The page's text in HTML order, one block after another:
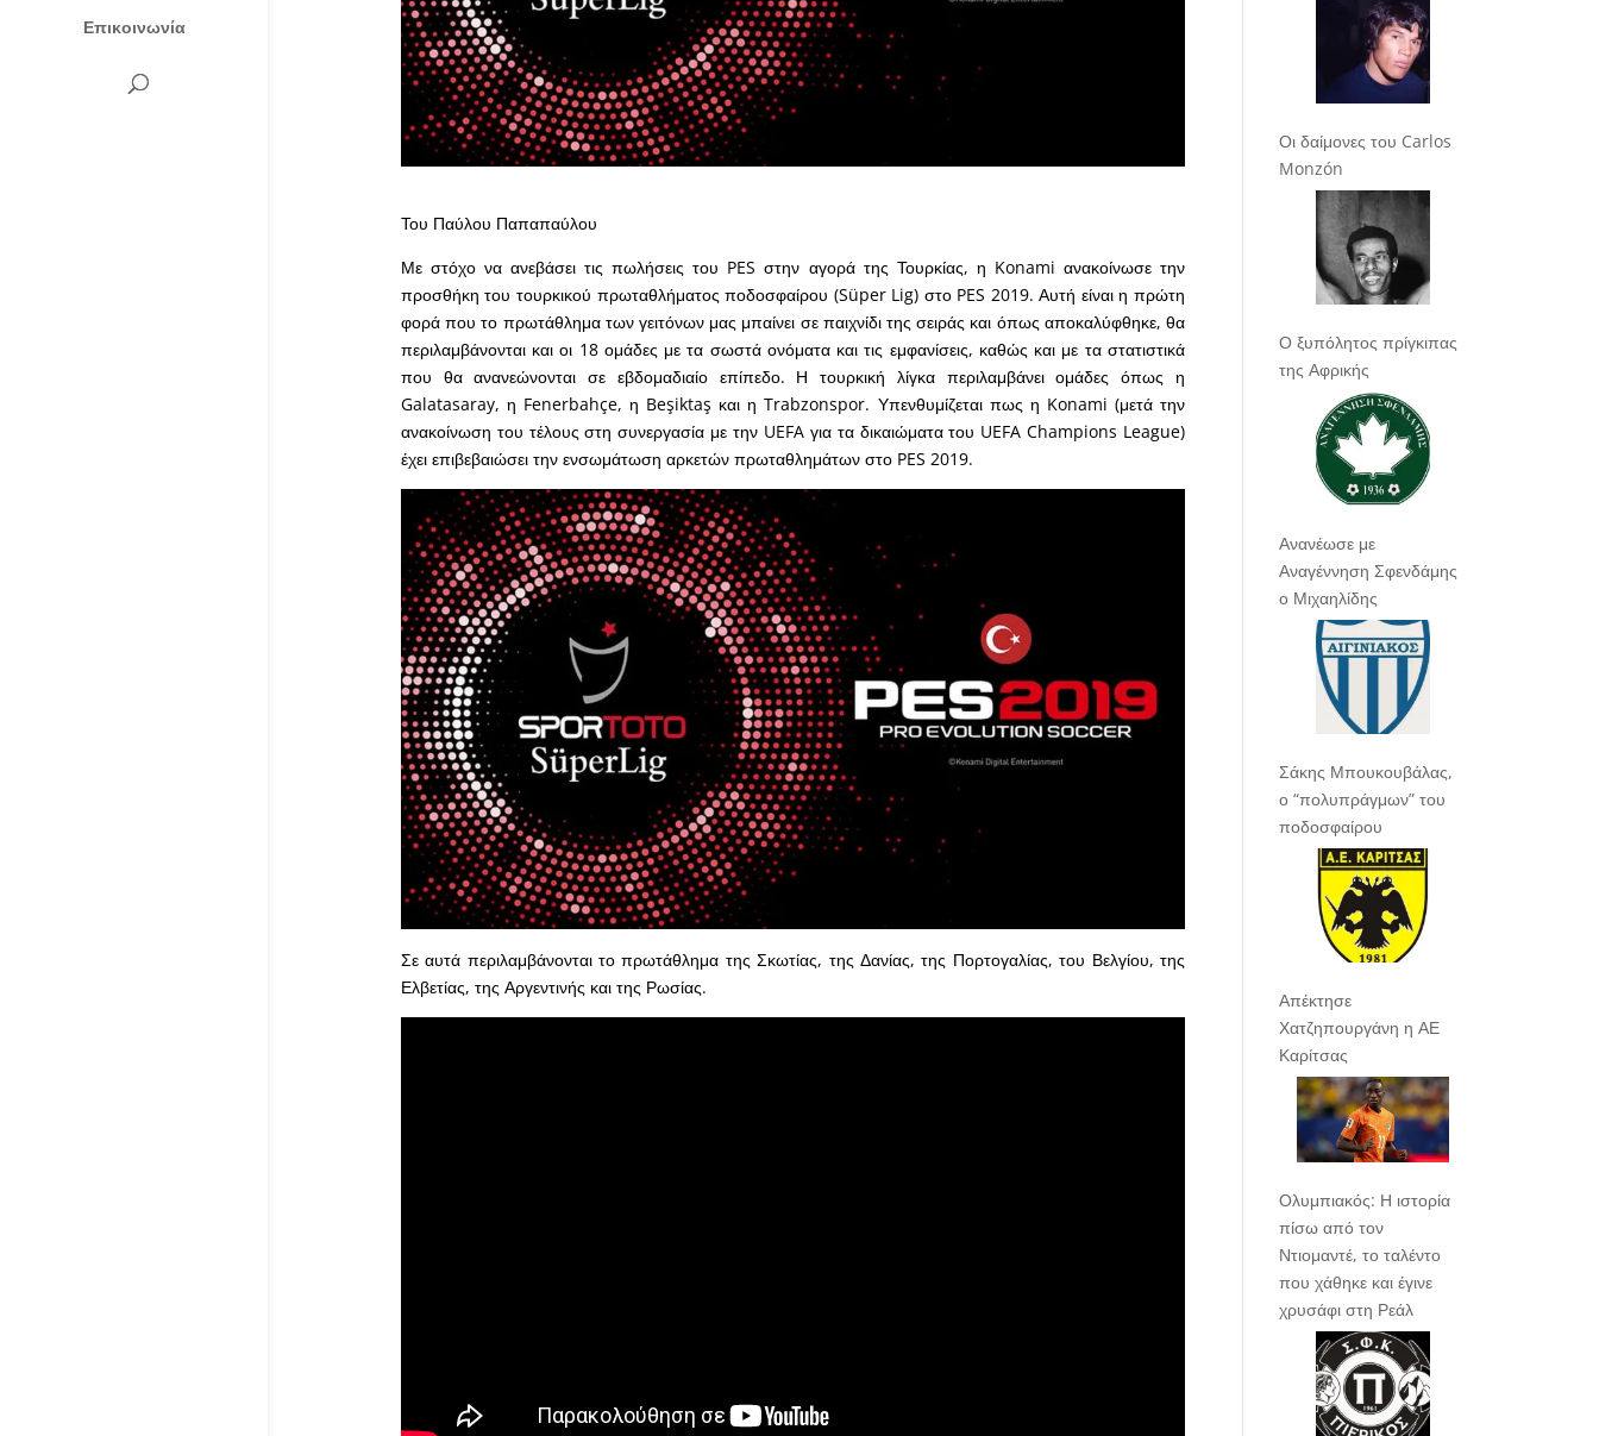
Επικοινωνία
Του Παύλου Παπαπαύλου
Με στόχο να ανεβάσει τις πωλήσεις του PES στην αγορά της Τουρκίας, η Konami ανακοίνωσε την
προσθήκη του τουρκικού πρωταθλήματος ποδοσφαίρου (Süper Lig) στο PES 2019. Αυτή είναι η πρώτη
φορά που το πρωτάθλημα των γειτόνων μας μπαίνει σε παιχνίδι της σειράς και όπως αποκαλύφθηκε, θα
περιλαμβάνονται και οι 18 ομάδες με τα σωστά ονόματα και τις εμφανίσεις, καθώς και με τα στατιστικά
που θα ανανεώνονται σε εβδομαδιαίο επίπεδο. Η τουρκική λίγκα περιλαμβάνει ομάδες όπως η
Galatasaray, η Fenerbahçe, η Beşiktaş και η Trabzonspor. Υπενθυμίζεται πως η Konami (μετά την
ανακοίνωση του τέλους στη συνεργασία με την UEFA για τα δικαιώματα του UEFA Champions League)
έχει επιβεβαιώσει την ενσωμάτωση αρκετών πρωταθλημάτων στο PES 2019.
Σε αυτά περιλαμβάνονται το πρωτάθλημα της Σκωτίας, της Δανίας, της Πορτογαλίας, του Βελγίου, της
Ελβετίας, της Αργεντινής και της Ρωσίας.
Οι δαίμονες του Carlos
Monzón
Ο ξυπόλητος πρίγκιπας
της Αφρικής
Ανανέωσε με
Αναγέννηση Σφενδάμης
ο Μιχαηλίδης
Σάκης Μπουκουβάλας,
ο “πολυπράγμων” του
ποδοσφαίρου
Απέκτησε
Χατζηπουργάνη η ΑΕ
Καρίτσας
Ολυμπιακός: Η ιστορία
πίσω από τον
Ντιομαντέ, το ταλέντο
που χάθηκε και έγινε
χρυσάφι στη Ρεάλ